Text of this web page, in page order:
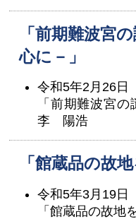
「前期難波宮
心に－」
令和5年2月26日
「前期難波宮
李 陽浩
「館蔵品の故
令和5年3月19日
「館蔵品の故